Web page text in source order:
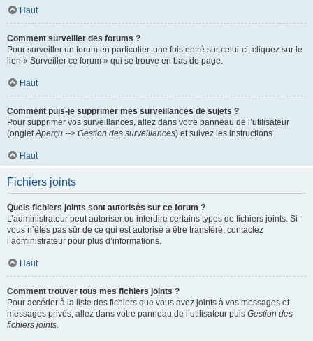
Haut
Comment surveiller des forums ?
Pour surveiller un forum en particulier, une fois entré sur celui-ci, cliquez sur le
lien « Surveiller ce forum » qui se trouve en bas de page.
Haut
Comment puis-je supprimer mes surveillances de sujets ?
Pour supprimer vos surveillances, allez dans votre panneau de l’utilisateur
(ongletAperçu --> Gestion des surveillances) et suivez les instructions.
Haut
Fichiers joints
Quels fichiers joints sont autorisés sur ce forum ?
L’administrateur peut autoriser ou interdire certains types de fichiers joints. Si
vous n’êtes pas sûr de ce qui est autorisé à être transféré, contactez
l’administrateur pour plus d’informations.
Haut
Comment trouver tous mes fichiers joints ?
Pour accéder à la liste des fichiers que vous avez joints à vos messages et
messages privés, allez dans votre panneau de l’utilisateur puis Gestion des
fichiers joints.